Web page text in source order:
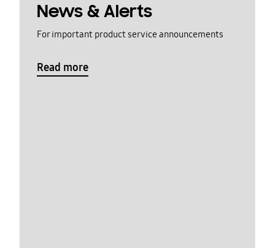
News & Alerts
For important product service announcements
Read more